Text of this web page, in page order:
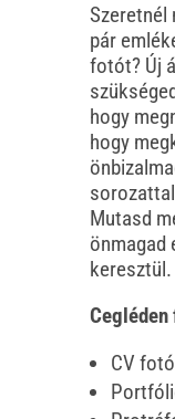
Szeretnél
pár
fotót? Új
hogy
hogy
Mutasd
önmagad
keresztül.
CV